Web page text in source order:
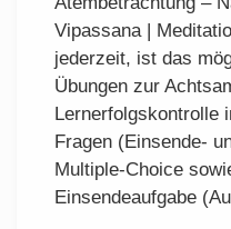
Vipassana |
jederzeit, ist das
Übungen zur
Lernerfolgskontrolle
Fragen (Einsende-
Multiple-Choice
Einsendeaufgabe